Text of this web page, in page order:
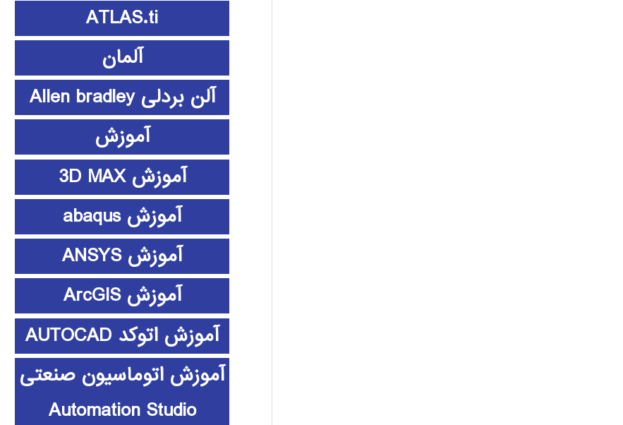
ATLAS.ti
آلمان
آلن بردلی Allen bradley
آموزش
آموزش 3D MAX
آموزش abaqus
آموزش ANSYS
آموزش ArcGIS
آموزش اتوکد AUTOCAD
آموزش اتوماسیون صنعتی
Automation Studio